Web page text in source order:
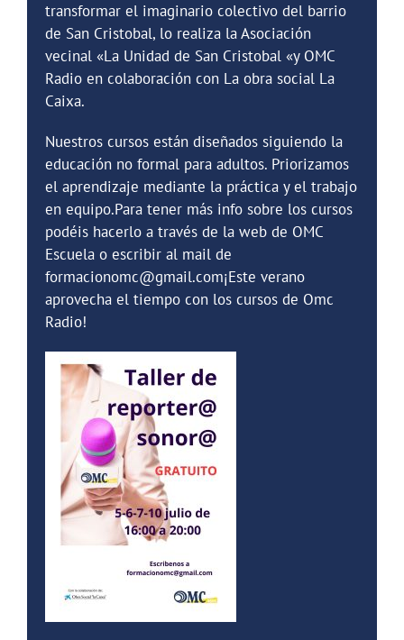
transformar el imaginario colectivo del barrio
de San Cristobal, lo realiza la Asociación
vecinal «La Unidad de San Cristobal «y OMC
Radio en colaboración con La obra social La
Caixa.
Nuestros cursos están diseñados siguiendo la
educación no formal para adultos. Priorizamos
el aprendizaje mediante la práctica y el trabajo
en equipo.Para tener más info sobre los cursos
podéis hacerlo a través de la web de OMC
Escuela o escribir al mail de
formacionomc@gmail.com¡Este verano
aprovecha el tiempo con los cursos de Omc
Radio!